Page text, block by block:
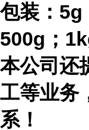
包装： 5g
500g；
本公司还
工等业务
系！